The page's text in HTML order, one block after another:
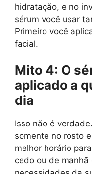
hidratação, e no
sérum você usar
Primeiro você
facial.
Mito 4: O
aplicado a
dia
Isso não é
somente no rosto
melhor horário
cedo ou de manhã